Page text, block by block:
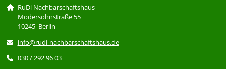
RuDi Nachbarschaftshaus
Modersohnstraße 55
10245 Berlin
info@rudi-nachbarschaftshaus.de
030 / 292 96 03